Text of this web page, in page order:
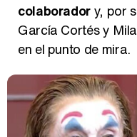
colaboradory, por
García Cortés y
en el punto de mira.